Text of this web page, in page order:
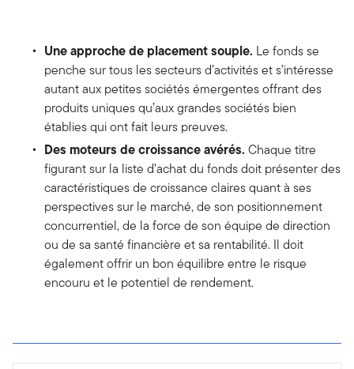
Une approche de placement souple. Le fonds se
penche sur tous les secteurs d’activités et s’intéresse
autant aux petites sociétés émergentes offrant des
produits uniques qu’aux grandes sociétés bien
établies qui ont fait leurs preuves.
Des moteurs de croissance avérés. Chaque titre
figurant sur la liste d’achat du fonds doit présenter des
caractéristiques de croissance claires quant à ses
perspectives sur le marché, de son positionnement
concurrentiel, de la force de son équipe de direction
ou de sa santé financière et sa rentabilité. Il doit
également offrir un bon équilibre entre le risque
encouru et le potentiel de rendement.